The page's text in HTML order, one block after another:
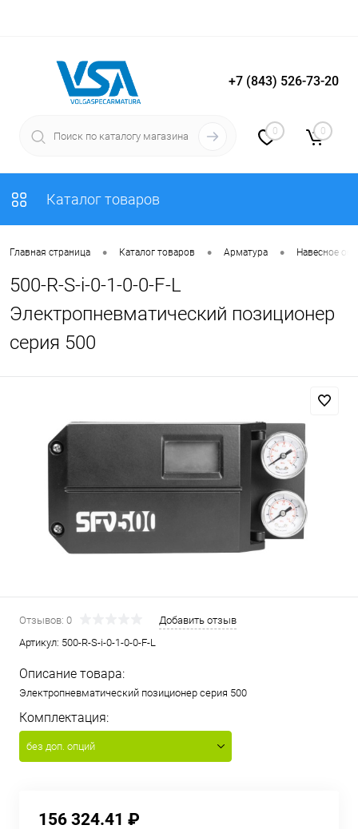
Вход Регистрация
+7 (843) 526-73-20
0 0
Каталог товаров
Главная страница • Каталог товаров • Арматура • Навесное
500-R-S-i-0-1-0-0-F-L
Электропневматический позиционер
серия 500
Отзывов: 0
Добавить отзыв
Артикул: 500-R-S-i-0-1-0-0-F-L
Описание товара:
Электропневматический позиционер серия 500
Комплектация:
без доп. опций
156 324.41 ₽